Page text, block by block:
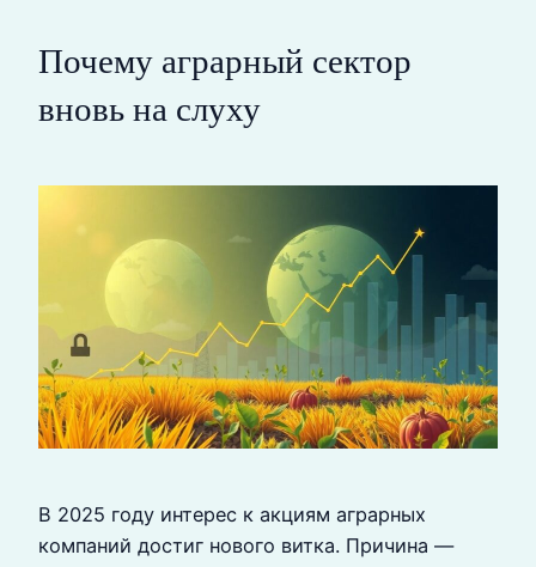
Почему аграрный сектор
вновь на слуху
В 2025 году интерес к акциям аграрных
компаний достиг нового витка. Причина —